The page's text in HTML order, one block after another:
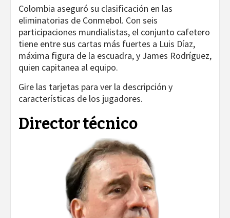
Colombia aseguró su clasificación en las
eliminatorias de Conmebol. Con seis
participaciones mundialistas, el conjunto cafetero
tiene entre sus cartas más fuertes a Luis Díaz,
máxima figura de la escuadra, y James Rodríguez,
quien capitanea al equipo.
Gire las tarjetas para ver la descripción y
características de los jugadores.
Director técnico